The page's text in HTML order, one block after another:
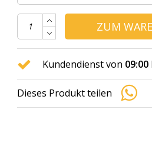
ZUM
Kundendienst von 09:00
Dieses Produkt teilen